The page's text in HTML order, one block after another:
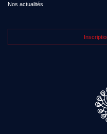
Nos actualités